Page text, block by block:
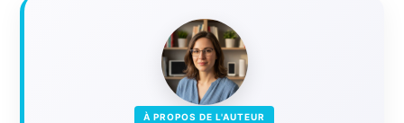
À PROPOS DE L'AUTEUR